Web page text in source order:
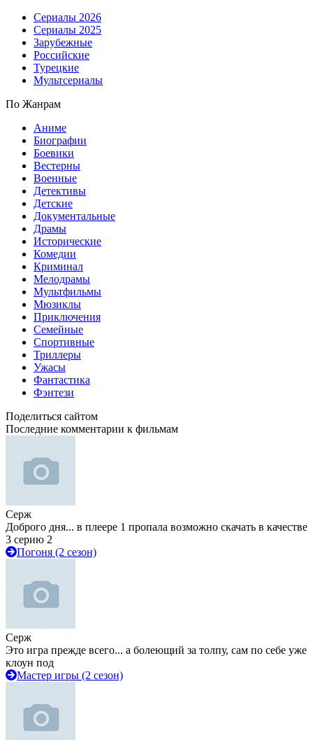
Сериалы 2026
Сериалы 2025
Зарубежные
Российские
Турецкие
Мультсериалы
По Жанрам
Аниме
Биографии
Боевики
Вестерны
Военные
Детективы
Детские
Документальные
Драмы
Исторические
Комедии
Криминал
Мелодрамы
Мультфильмы
Мюзиклы
Приключения
Семейные
Спортивные
Триллеры
Ужасы
Фантастика
Фэнтези
Поделиться сайтом
Последние комментарии к фильмам
Серж
Доброго дня... в плеере 1 пропала возможно скачать в качестве
3 серию 2
Погоня (2 сезон)
Серж
Это игра прежде всего... а болеющий за толпу, сам по себе уже
клоун под
Мастер игры (2 сезон)